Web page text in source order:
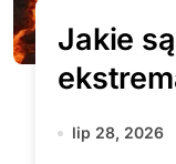
Jakie
na
lip 28, 2026